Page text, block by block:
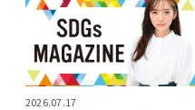
2026.07.17